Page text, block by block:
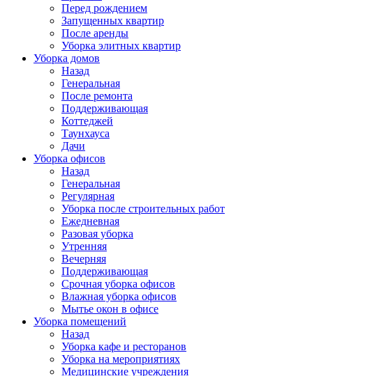
Перед рождением
Запущенных квартир
После аренды
Уборка элитных квартир
Уборка домов
Назад
Генеральная
После ремонта
Поддерживающая
Коттеджей
Таунхауса
Дачи
Уборка офисов
Назад
Генеральная
Регулярная
Уборка после строительных работ
Ежедневная
Разовая уборка
Утренняя
Вечерняя
Поддерживающая
Срочная уборка офисов
Влажная уборка офисов
Мытье окон в офисе
Уборка помещений
Назад
Уборка кафе и ресторанов
Уборка на мероприятиях
Медицинские учреждения